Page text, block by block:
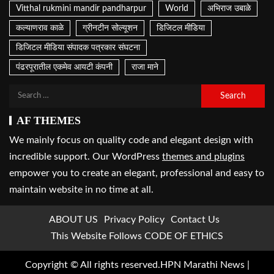
Vitthal rukmini mandir pandharpur World अभिराज उबाळे
कल्याणराव काळे ग्रीनटीन सोल्यूशन डिजिटल मीडिया
डिजिटल मीडिया संपादक पत्रकार संघटना
पंढरपूरातील एकमेव आयटी कंपनी राजा माने
AF THEMES
We mainly focus on quality code and elegant design with
incredible support. Our WordPress themes and plugins
empower you to create an elegant, professional and easy to
maintain website in no time at all.
ABOUT US Privacy Policy
Contact Us
This Website Follows CODE OF ETHICS
Copyright © All rights reserved.HPN Marathi News